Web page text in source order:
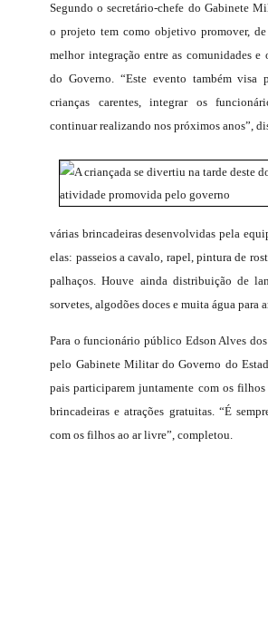
Segundo o secretário-chefe do Gabinete
o projeto tem como objetivo promover,
melhor integração entre as comunidades
do Governo. “Este evento também visa
crianças carentes, integrar os
continuar realizando nos próximos anos”,
várias brincadeiras desenvolvidas pela
elas: passeios a cavalo, rapel, pintura de
palhaços. Houve ainda distribuição de
sorvetes, algodões doces e muita água para
Para o funcionário público Edson Alves
pelo Gabinete Militar do Governo do
pais participarem juntamente com os
brincadeiras e atrações gratuitas. “É
com os filhos ao ar livre”, completou.